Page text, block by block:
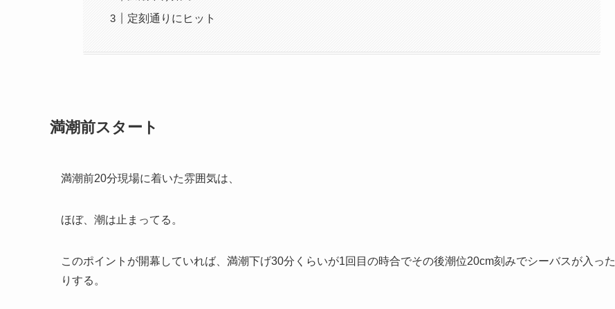
定刻通りにヒット
満潮前スタート
満潮前20分現場に着いた雰囲気は、
ほぼ、潮は止まってる。
このポイントが開幕していれば、満潮下げ30分くらいが1回目の時合でその後潮位20cm刻みでシーバスが入った
りする。